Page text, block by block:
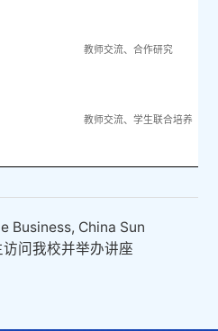
教师交流、合作研究
教师交流、学生联合培养
Business, China Sun
问我校并举办讲座